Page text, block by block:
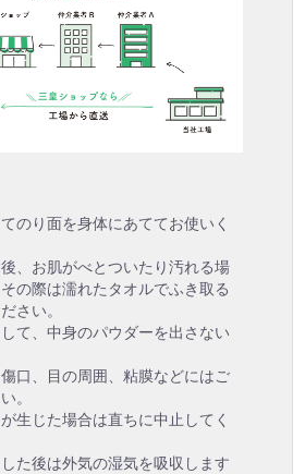
のり面を身体にあててお使いく
、お肌がべとついたり汚れる場
の際は濡れたタオルでふき取る
さい。
て、中身のパウダーを出さない
口、目の周囲、粘膜などにはご
。
生じた場合は直ちに中止してく
た後は外気の湿気を吸収します